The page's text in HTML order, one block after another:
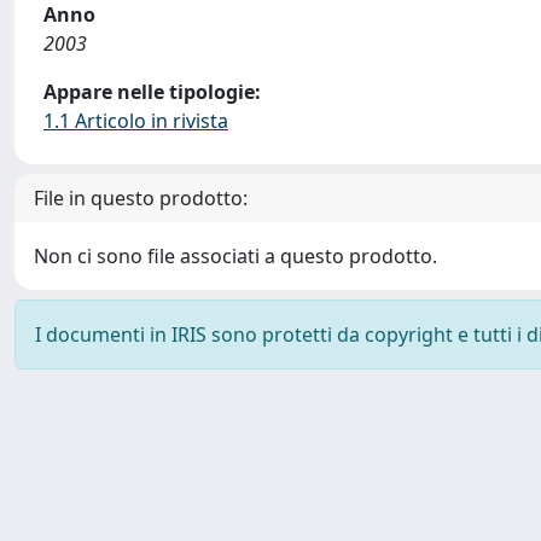
Anno
2003
Appare nelle tipologie:
1.1 Articolo in rivista
File in questo prodotto:
Non ci sono file associati a questo prodotto.
I documenti in IRIS sono protetti da copyright e tutti i